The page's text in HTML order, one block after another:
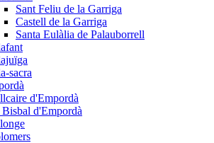
Sant Feliu de la Garriga
Castell de la Garriga
Santa Eulàlia de Palauborrell
sacra
d'Empordà
d'Empordà